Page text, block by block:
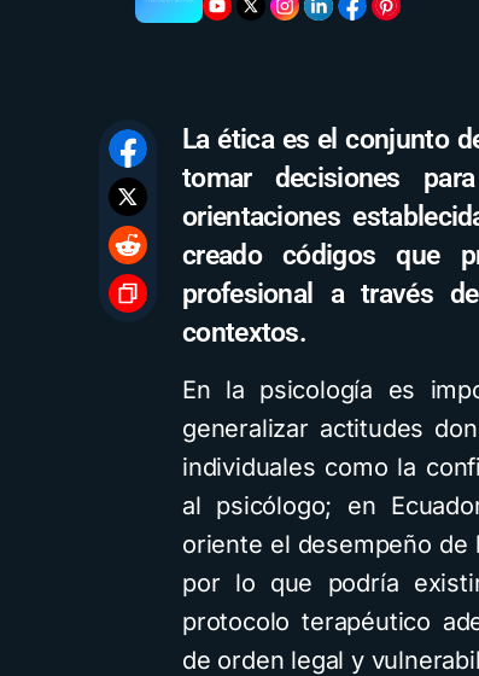
La ética es el conjunto
tomar decisiones
orientaciones
creado códigos que
profesional a través
contextos.
En la psicología es
generalizar actitudes
individuales como la
al psicólogo; en
oriente el desempeño de
por lo que podría
protocolo terapéutico
de orden legal y